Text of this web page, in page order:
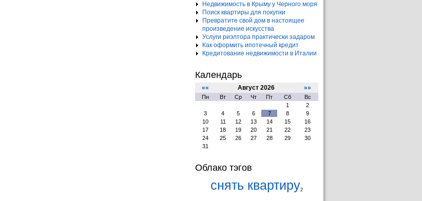
Недвижимость в Крыму у Черного моря
Поиск квартиры для покупки
Превратите свой дом в настоящее
произведение искусства
Услуги риэлтора практически задаром
Как оформить ипотечный кредит
Кредитование недвижимости в Италии
Календарь
«« Август 2026 »»
Пн Вт Ср Чт Пт Сб
Вс
1
2
3
4 5 6 7 8
9
10
11 12 13 14 15
16
17
18 19 20 21 22
23
24
25 26 27 28 29
30
31
Облако тэгов
снять квартиру2